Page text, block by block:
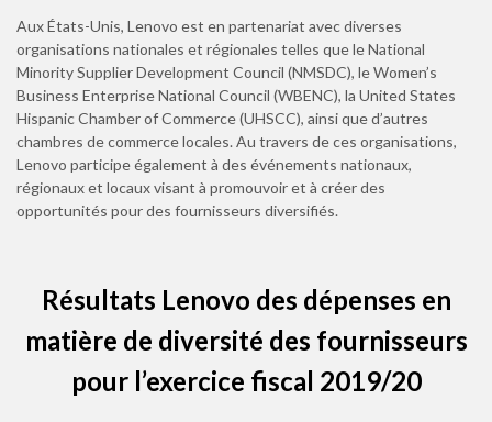
Aux États-Unis, Lenovo est en partenariat avec diverses
organisations nationales et régionales telles que le National
Minority Supplier Development Council (NMSDC), le Women’s
Business Enterprise National Council (WBENC), la United States
Hispanic Chamber of Commerce (UHSCC), ainsi que d’autres
chambres de commerce locales. Au travers de ces organisations,
Lenovo participe également à des événements nationaux,
régionaux et locaux visant à promouvoir et à créer des
opportunités pour des fournisseurs diversifiés.
Résultats Lenovo des dépenses en
matière de diversité des fournisseurs
pour l’exercice fiscal 2019/20